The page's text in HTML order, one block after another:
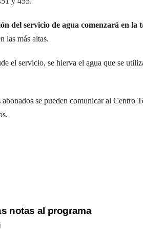
del servicio de agua comenzará en la
las más altas.
el servicio, se hierva el agua que se
se pueden comunicar al Centro
notas al programa